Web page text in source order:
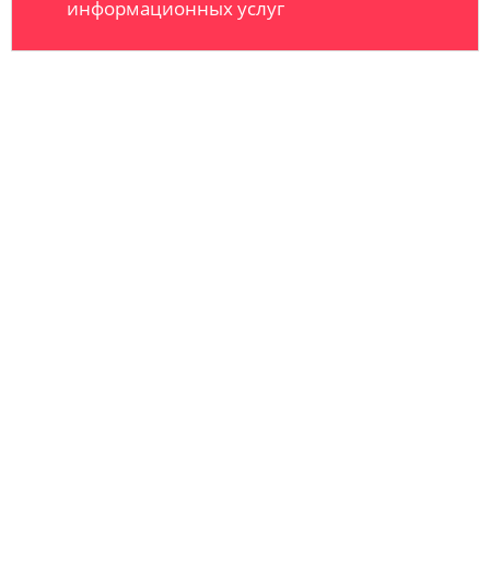
информационных услуг